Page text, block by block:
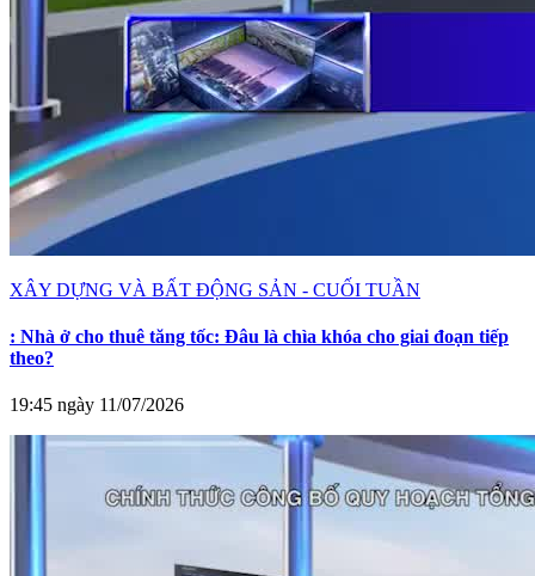
XÂY DỰNG VÀ BẤT ĐỘNG SẢN - CUỐI TUẦN
: Nhà ở cho thuê tăng tốc: Đâu là chìa khóa cho giai đoạn tiếp
theo?
19:45 ngày 11/07/2026